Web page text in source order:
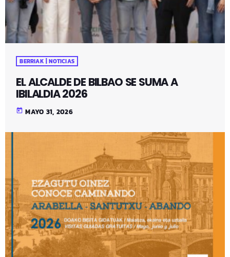
BERRIAK | NOTICIAS
EL ALCALDE DE BILBAO SE SUMA A
IBILALDIA 2026
today MAYO 31, 2026